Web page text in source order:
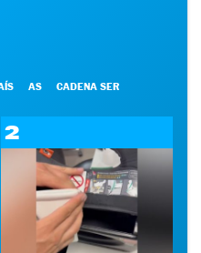
AS CADENA SER
2